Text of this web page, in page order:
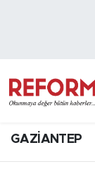
GAZİANTEP
Hava
Süper